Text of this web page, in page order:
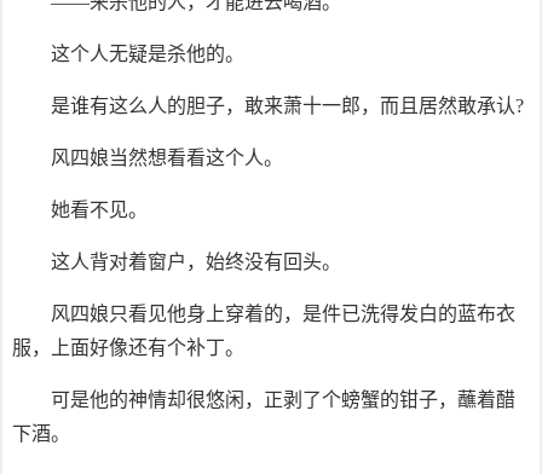
这个人无疑是杀他的。
是谁有这么人的胆子，敢来萧十一郎，而且居然敢承认?
风四娘当然想看看这个人。
她看不见。
这人背对着窗户，始终没有回头。
风四娘只看见他身上穿着的，是件已洗得发白的蓝布衣
服，上面好像还有个补丁。
可是他的神情却很悠闲，正剥了个螃蟹的钳子，蘸着醋
下酒。